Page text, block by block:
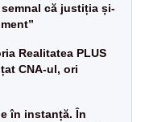
că justiția și-
Realitatea PLUS
CNA-ul, ori
în instanță. În